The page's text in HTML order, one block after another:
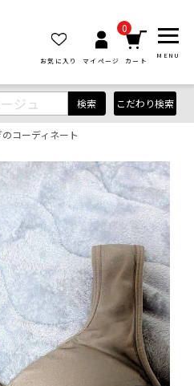
お気に入り マイページ
0
カート
MENU
検索 こだわり検索
コーディネート